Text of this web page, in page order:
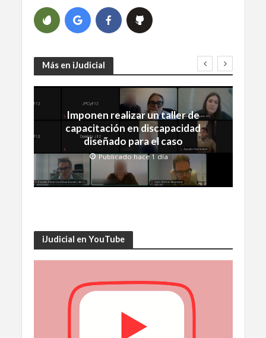
Más en iJudicial
Imponen realizar un taller de
capacitación en discapacidad
diseñado para el caso
Publicado hace 1 día
iJudicial en YouTube